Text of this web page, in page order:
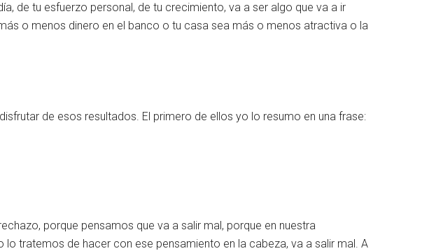
de tu esfuerzo personal, de tu crecimiento, va a ser algo que va a ir
o menos dinero en el banco o tu casa sea más o menos atractiva o la
de esos resultados. El primero de ellos yo lo resumo en una frase:
porque pensamos que va a salir mal, porque en nuestra
tratemos de hacer con ese pensamiento en la cabeza, va a salir mal. A